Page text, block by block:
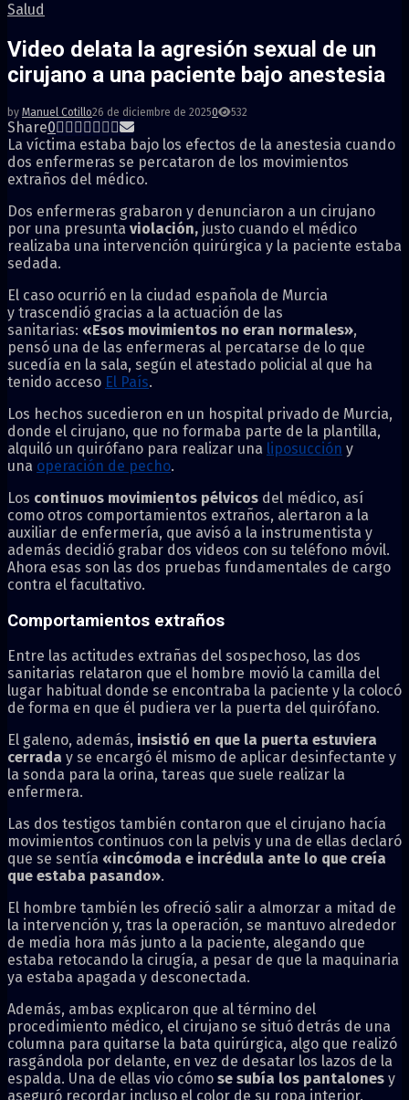
Salud
Video delata la agresión sexual de un
cirujano a una paciente bajo anestesia
by Manuel Cotillo26 de diciembre de 20250 532
Share0
La víctima estaba bajo los efectos de la anestesia cuando
dos enfermeras se percataron de los movimientos
extraños del médico.
Dos enfermeras grabaron y denunciaron a un cirujano
por una presunta violación, justo cuando el médico
realizaba una intervención quirúrgica y la paciente estaba
sedada.
El caso ocurrió en la ciudad española de Murcia
y trascendió gracias a la actuación de las
sanitarias: «Esos movimientos no eran normales»,
pensó una de las enfermeras al percatarse de lo que
sucedía en la sala, según el atestado policial al que ha
tenido acceso El País.
Los hechos sucedieron en un hospital privado de Murcia,
donde el cirujano, que no formaba parte de la plantilla,
alquiló un quirófano para realizar una liposucción y
una operación de pecho.
Los continuos movimientos pélvicos del médico, así
como otros comportamientos extraños, alertaron a la
auxiliar de enfermería, que avisó a la instrumentista y
además decidió grabar dos videos con su teléfono móvil.
Ahora esas son las dos pruebas fundamentales de cargo
contra el facultativo.
Comportamientos extraños
Entre las actitudes extrañas del sospechoso, las dos
sanitarias relataron que el hombre movió la camilla del
lugar habitual donde se encontraba la paciente y la colocó
de forma en que él pudiera ver la puerta del quirófano.
El galeno, además, insistió en que la puerta estuviera
cerrada y se encargó él mismo de aplicar desinfectante y
la sonda para la orina, tareas que suele realizar la
enfermera.
Las dos testigos también contaron que el cirujano hacía
movimientos continuos con la pelvis y una de ellas declaró
que se sentía «incómoda e incrédula ante lo que creía
que estaba pasando».
El hombre también les ofreció salir a almorzar a mitad de
la intervención y, tras la operación, se mantuvo alrededor
de media hora más junto a la paciente, alegando que
estaba retocando la cirugía, a pesar de que la maquinaria
ya estaba apagada y desconectada.
Además, ambas explicaron que al término del
procedimiento médico, el cirujano se situó detrás de una
columna para quitarse la bata quirúrgica, algo que realizó
rasgándola por delante, en vez de desatar los lazos de la
espalda. Una de ellas vio cómo se subía los pantalones y
aseguró recordar incluso el color de su ropa interior.